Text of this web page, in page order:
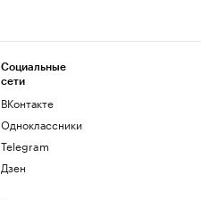
Социальные
сети
ВКонтакте
Одноклассники
Telegram
Дзен